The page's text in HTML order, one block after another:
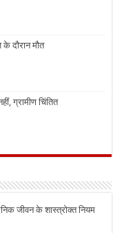
दौरान मौत
ग्रामीण चिंतित
जीवन के शास्त्रोक्त नियम